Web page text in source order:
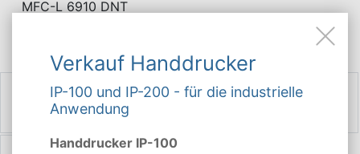
MFC-L 6910 DNT
Verkauf Handdrucker
IP-100 und IP-200 - für die industrielle
Anwendung
Handdrucker IP-100